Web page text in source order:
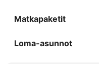
Matkapaketit
Loma-asunnot